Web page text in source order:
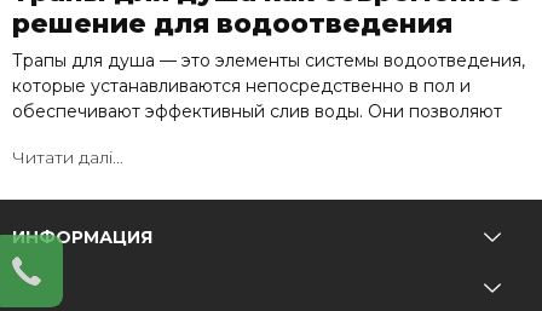
решение для водоотведения
Трапы для душа — это элементы системы водоотведения,
которые устанавливаются непосредственно в пол и
обеспечивают эффективный слив воды. Они позволяют
современный и минималистичный интерьер.
Такие решения широко используются в современных
ванных комнатах, где важны функциональность и дизайн.
Как работает душевой трап
Читати далі...
ИНФОРМАЦИЯ